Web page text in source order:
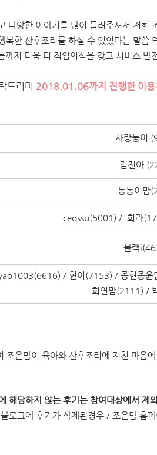
다양한 이야기를 많이 들려주셔서 저희
복한 산후조리를 하실 수 있었다는 말씀
까지 더욱 더 직업의식을 갖고 서비스
드리며 2018.01.06까지 진행한 이용
사랑둥이
김진아
동동이맘
ceossu(5001) / 희라
블랙
/ 현이(7153) / 종현종
희연맘(2111) /
조은맘이 육아와 산후조리에 지친 마음
해당하지 않는 후기는 참여대상에서 제
로그에 후기가 삭제된경우 / 조은맘 홈